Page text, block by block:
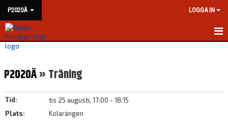
P2020Ä LOGGA IN
HEM
NYHETER
KALENDER
MATCHER
P2020Ä» Träning
Tid:
tis 25 augusti, 17:00 - 18:15
Plats:
Kolarängen